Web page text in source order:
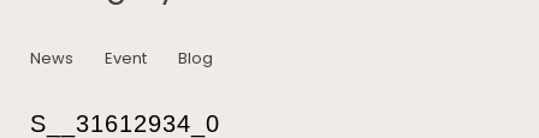
News Event Blog
S__31612934_0